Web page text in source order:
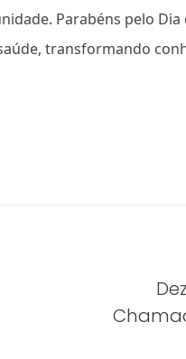
Parabéns pelo Dia
transformando